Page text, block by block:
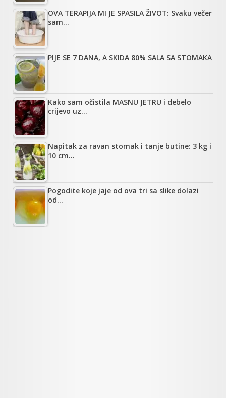
OVA TERAPIJA MI JE SPASILA ŽIVOT: Svaku večer
sam…
PIJE SE 7 DANA, A SKIDA 80% SALA SA STOMAKA
Kako sam očistila MASNU JETRU i debelo
crijevo uz…
Napitak za ravan stomak i tanje butine: 3 kg i
10 cm…
Pogodite koje jaje od ova tri sa slike dolazi
od…